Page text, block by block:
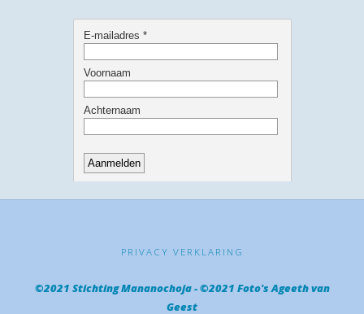
PRIVACY VERKLARING
©2021 Stichting Mananochoja - ©2021 Foto's Ageeth van
Geest